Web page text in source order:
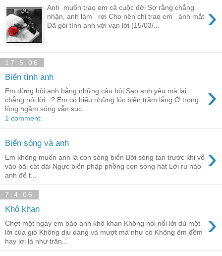
›
Anh muốn trao em cả cuộc đời Sợ rằng chẳng
nhận, anh làm rơi Cho nên chỉ trao em ánh mắt
Đã gói tình anh với vạn lời (15/03/...
17.5.06
Biển tình anh
›
Em đừng hỏi anh bằng những câu hỏi Sao anh yêu mà lại
chẳng nói lời...? Em có hiểu những lúc biển trầm lắng Ở trong
lòng ngầm sóng vẫn sục...
1 comment:
Biển sóng và anh ›
Em không muốn anh là con sóng biển Bởi sóng tan trước khi vỗ
vào bãi cát dài Ngực biển phập phồng con sóng hát Lời ru nào
anh để t...
7.4.06
Khô khan ›
Chợt một ngày em bảo anh khô khan Không nói nổi lời dù một
lời của gió Không dịu dàng và mượt mà như cỏ Không êm đềm
hay lơi lả như trăn...